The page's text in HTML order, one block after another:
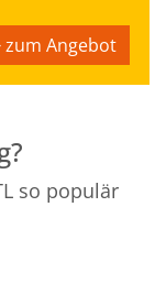
zum Angebot
so populär